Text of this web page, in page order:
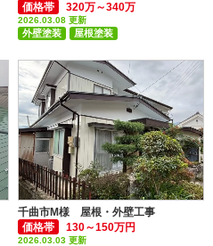
価格帯
320万～340万
2026.03.08 更新
外壁塗装
屋根塗装
千曲市M様 屋根・外壁工事
価格帯
130～150万円
2026.03.03 更新